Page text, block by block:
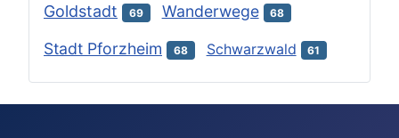
Goldstadt 69 Wanderwege 68
Stadt Pforzheim 68 Schwarzwald 61